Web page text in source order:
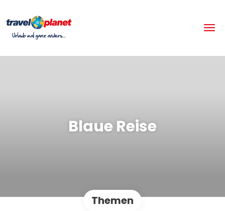
Blaue Reise
Themen